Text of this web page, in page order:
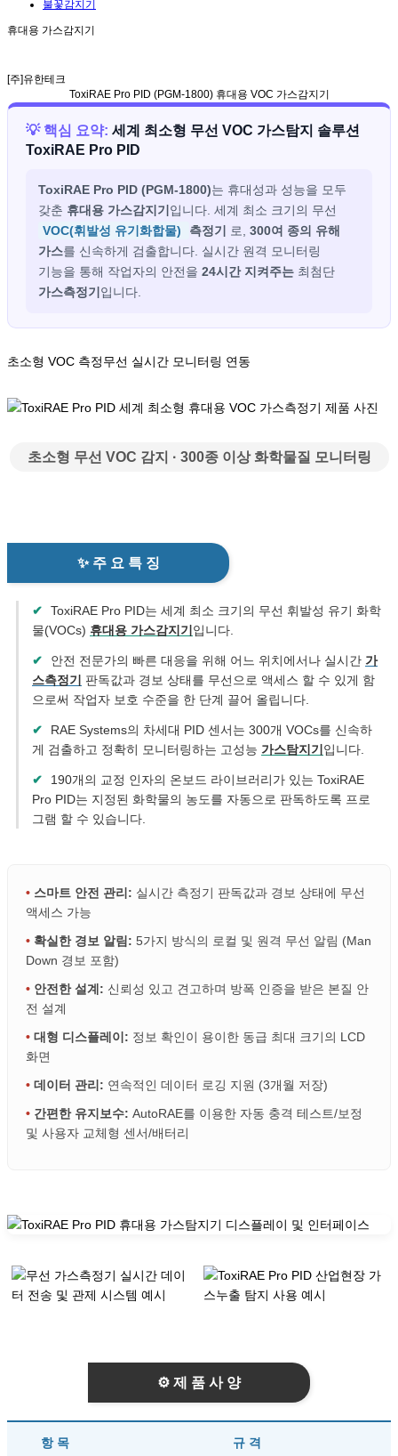
불꽃감지기
휴대용 가스감지기
[주]유한테크
ToxiRAE Pro PID (PGM-1800) 휴대용 VOC 가스감지기
💡 핵심 요약: 세계 최소형 무선 VOC 가스탐지 솔루션
ToxiRAE Pro PID
ToxiRAE Pro PID (PGM-1800)는 휴대성과 성능을 모두
갖춘 휴대용 가스감지기 입니다. 세계 최소 크기의 무선
VOC(휘발성 유기화합물)
측정기 로, 300여 종의 유해
가스를 신속하게 검출합니다. 실시간 원격 모니터링
기능을 통해 작업자의 안전을 24시간 지켜주는 최첨단
가스측정기 입니다.
초소형 VOC 측정무선 실시간 모니터링 연동
초소형 무선 VOC 감지 · 300종 이상 화학물질 모니터링
✨ 주 요 특 징
✔
ToxiRAE Pro PID는 세계 최소 크기의 무선 휘발성 유기 화학
물(VOCs) 휴대용 가스감지기 입니다.
✔ 안전 전문가의 빠른 대응을 위해 어느 위치에서나 실시간 가
스측정기
판독값과 경보 상태를 무선으로 액세스 할 수 있게 함
으로써 작업자 보호 수준을 한 단계 끌어 올립니다.
✔
RAE Systems의 차세대 PID 센서는 300개 VOCs를 신속하
게 검출하고 정확히 모니터링하는 고성능 가스탐지기 입니다.
✔
190개의 교정 인자의 온보드 라이브러리가 있는 ToxiRAE
Pro PID는 지정된 화학물의 농도를 자동으로 판독하도록 프로
그램 할 수 있습니다.
• 스마트 안전 관리: 실시간 측정기 판독값과 경보 상태에 무선
액세스 가능
• 확실한 경보 알림: 5가지 방식의 로컬 및 원격 무선 알림 (Man
Down 경보 포함)
• 안전한 설계: 신뢰성 있고 견고하며 방폭 인증을 받은 본질 안
전 설계
• 대형 디스플레이: 정보 확인이 용이한 동급 최대 크기의 LCD
화면
• 데이터 관리: 연속적인 데이터 로깅 지원 (3개월 저장)
• 간편한 유지보수: AutoRAE를 이용한 자동 충격 테스트/보정
및 사용자 교체형 센서/배터리
⚙ 제 품 사 양
항 목 규 격